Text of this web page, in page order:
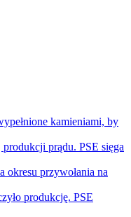
kamieniami, by
prądu. PSE sięga
okresu przywołania na
produkcję. PSE